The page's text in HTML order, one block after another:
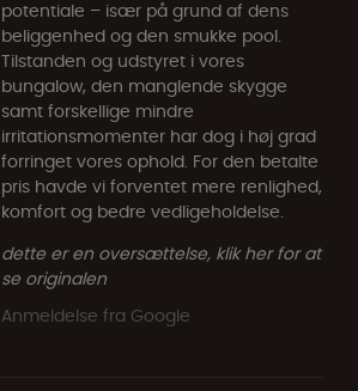
potentiale – især på grund af dens
beliggenhed og den smukke pool.
Tilstanden og udstyret i vores
bungalow, den manglende skygge
samt forskellige mindre
irritationsmomenter har dog i høj grad
forringet vores ophold. For den betalte
pris havde vi forventet mere renlighed,
komfort og bedre vedligeholdelse.
dette er en oversættelse, klik her for at
se originalen
Anmeldelse fra Google